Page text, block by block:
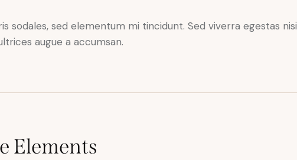
sodales, sed elementum mi tincidunt. Sed viverra egestas nisi
augue a accumsan.
Elements